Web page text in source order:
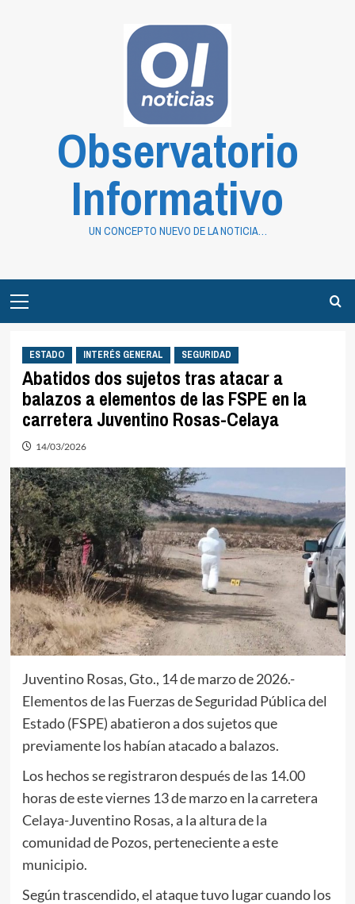
Observatorio
Informativo
UN CONCEPTO NUEVO DE LA NOTICIA…
Menu
ESTADO INTERÉS GENERAL SEGURIDAD
Abatidos dos sujetos tras atacar a
balazos a elementos de las FSPE en la
carretera Juventino Rosas-Celaya
14/03/2026
Juventino Rosas, Gto., 14 de marzo de 2026.-
Elementos de las Fuerzas de Seguridad Pública del
Estado (FSPE) abatieron a dos sujetos que
previamente los habían atacado a balazos.
Los hechos se registraron después de las 14.00
horas de este viernes 13 de marzo en la carretera
Celaya-Juventino Rosas, a la altura de la
comunidad de Pozos, perteneciente a este
municipio.
Según trascendido, el ataque tuvo lugar cuando los